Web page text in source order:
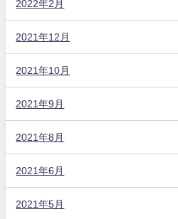
2022年2月
2021年12月
2021年10月
2021年9月
2021年8月
2021年6月
2021年5月